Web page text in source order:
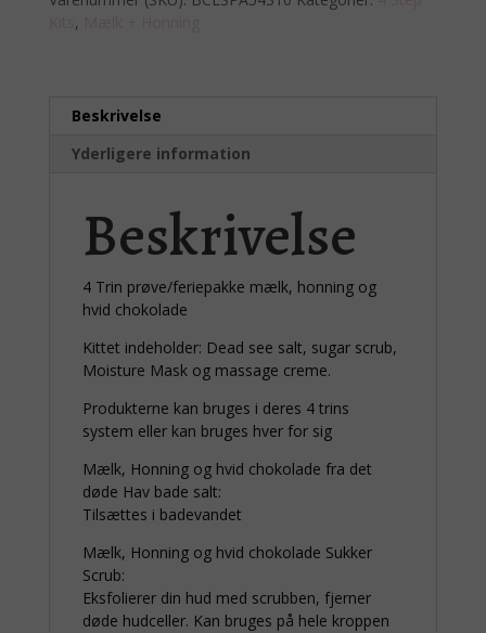
,
Beskrivelse
Yderligere information
Beskrivelse
4 Trin prøve/feriepakke mælk, honning og
hvid chokolade
Kittet indeholder: Dead see salt, sugar scrub,
Moisture Mask og massage creme.
Produkterne kan bruges i deres 4 trins
system eller kan bruges hver for sig
Mælk, Honning og hvid chokolade fra det
døde Hav bade salt:
Tilsættes i badevandet
Mælk, Honning og hvid chokolade Sukker
Scrub:
Eksfolierer din hud med scrubben, fjerner
døde hudceller. Kan bruges på hele kroppen